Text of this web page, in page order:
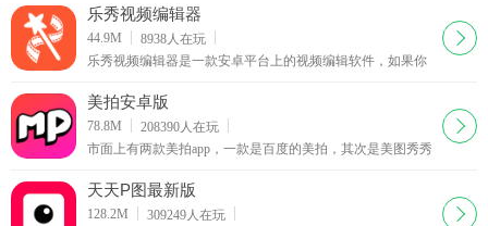
元素和模板。还有海量潮流滤镜贴纸壁纸可供选择，做海
报，拍萌照，全都不在话下。
乐秀视频编辑器
44.9M 8938人在玩
乐秀视频编辑器是一款安卓平台上的视频编辑软件，如果你
下载
美拍安卓版
78.8M 208390人在玩
市面上有两款美拍app，一款是百度的美拍，其次是美图秀秀
可以使用这款美拍最新版app拍摄自己的段视频咯。
下载
天天P图最新版
128.2M 309249人在玩
下载